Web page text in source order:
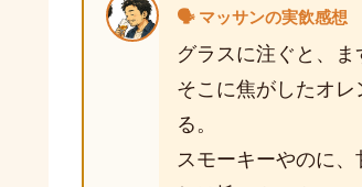
🗣️ マッサンの実飲感想
グラスに注ぐと、ま
そこに焦がしたオ
る。
スモーキーやのに